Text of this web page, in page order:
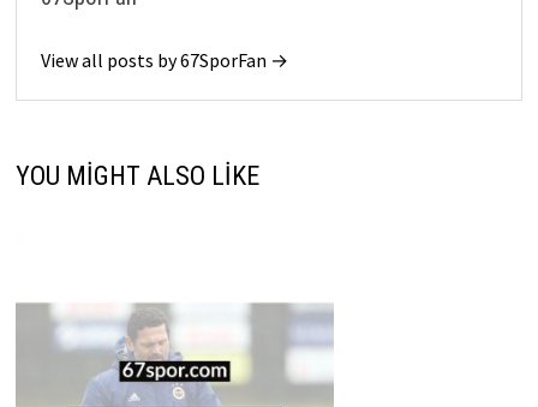
View all posts by 67SporFan →
YOU MIGHT ALSO LIKE